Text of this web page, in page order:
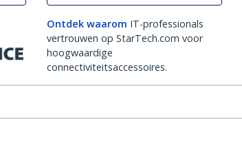
Ontdek waarom IT-professionals
vertrouwen op StarTech.com voor
hoogwaardige
connectiviteitsaccessoires.